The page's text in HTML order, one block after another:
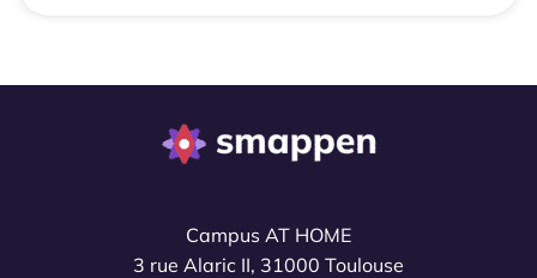
Campus AT HOME
3 rue Alaric II, 31000 Toulouse